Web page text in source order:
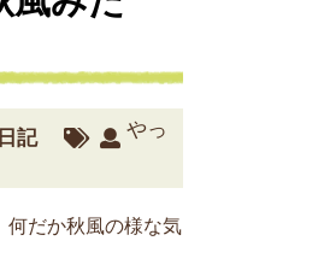
記
やっ
何だか秋風の様な気